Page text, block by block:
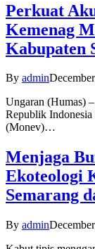
Perkuat
Kemenag
Kabupaten
By admin
Ungaran (Humas)
Republik Indonesia
(Monev)…
Menjaga
Ekoteologi
Semarang
By admin